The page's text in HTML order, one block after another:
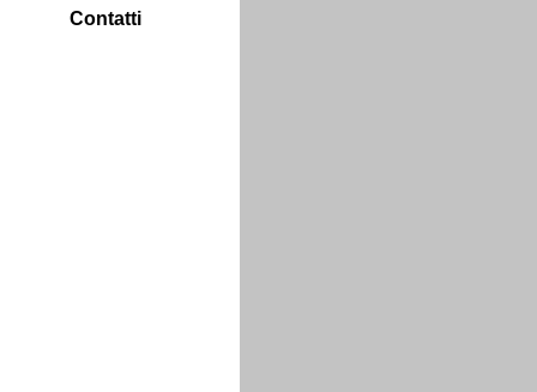
Contatti